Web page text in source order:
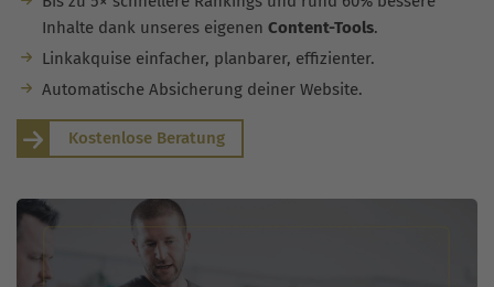
Inhalte dank unseres eigenen Content-Tools.
Linkakquise einfacher, planbarer, effizienter.
Automatische Absicherung deiner Website.
Kostenlose Beratung